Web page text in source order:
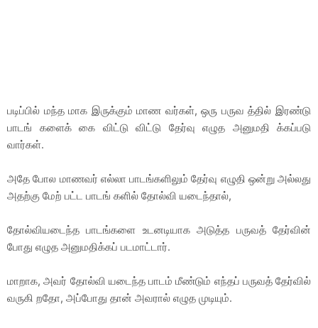
படிப்பில் மந்த மாக இருக்கும் மாண வர்கள், ஒரு பருவ த்தில் இரண்டு
பாடங் களைக் கை விட்டு விட்டு தேர்வு எழுத அனுமதி க்கப்படு
வார்கள்.
அதே போல மாணவர் எல்லா பாடங்களிலும் தேர்வு எழுதி ஒன்று அல்லது
அதற்கு மேற் பட்ட பாடங் களில் தோல்வி யடைந்தால்,
தோல்வியடைந்த பாடங்களை உடனடியாக அடுத்த பருவத் தேர்வின்
போது எழுத அனுமதிக்கப் படமாட்டார்.
மாறாக, அவர் தோல்வி யடைந்த பாடம் மீண்டும் எந்தப் பருவத் தேர்வில்
வருகி றதோ, அப்போது தான் அவரால் எழுத முடியும்.